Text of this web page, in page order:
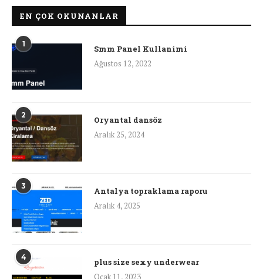
EN ÇOK OKUNANLAR
1
Smm Panel Kullanimi
Ağustos 12, 2022
2
Oryantal dansöz
Aralık 25, 2024
3
Antalya topraklama raporu
Aralık 4, 2025
4
plus size sexy underwear
Ocak 11, 2023